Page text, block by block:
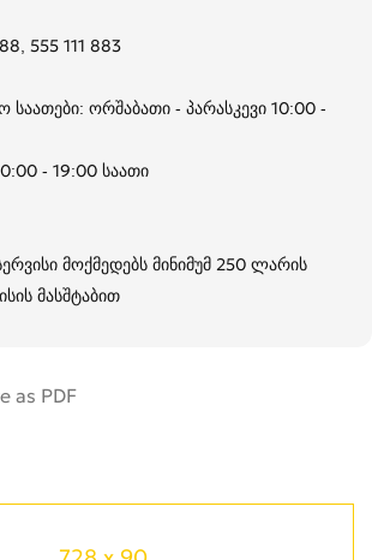
555 111 883
საათები: ორშაბათი - პარასკევი 10:00 -
- 19:00 საათი
მოქმედებს მინიმუმ 250 ლარის
მასშტაბით